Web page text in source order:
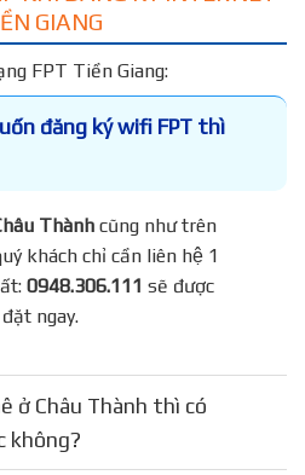
GIANG
FPT Tiền Giang:
đăng ký wifi FPT thì
Thànhcũng như trên
khách chỉ cần liên hệ 1
0948.306.111 sẽ được
ngay.
ở Châu Thành thì có
không?